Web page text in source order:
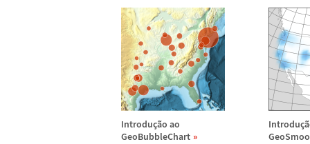
Introdução ao
GeoBubbleChart
Introduçã